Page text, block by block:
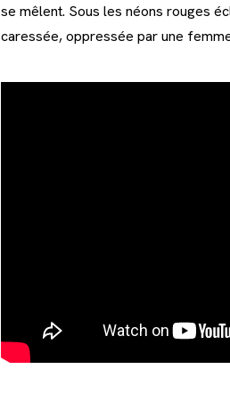
se mêlent. Sous les néons rouges
caressée, oppressée par une